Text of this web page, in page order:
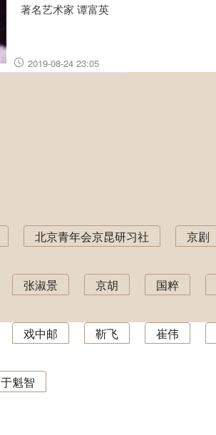
著名艺术家 谭富英
2019-08-24 23:05
北京青年会京昆研习社 京剧
张淑景 京胡 国粹
戏中邮 靳飞 崔伟
于魁智